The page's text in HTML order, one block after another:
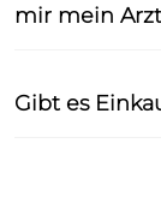
mir mein
Gibt es